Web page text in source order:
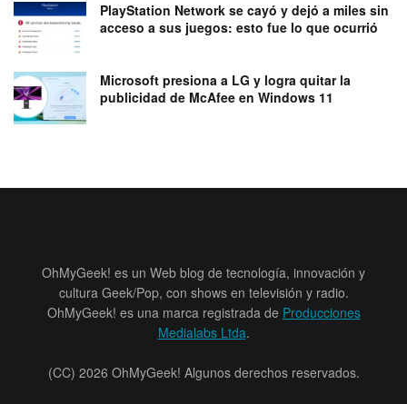
PlayStation Network se cayó y dejó a miles sin
acceso a sus juegos: esto fue lo que ocurrió
Microsoft presiona a LG y logra quitar la
publicidad de McAfee en Windows 11
OhMyGeek! es un Web blog de tecnología, innovación y
cultura Geek/Pop, con shows en televisión y radio.
OhMyGeek! es una marca registrada de Producciones
Medialabs Ltda.
(CC) 2026 OhMyGeek! Algunos derechos reservados.